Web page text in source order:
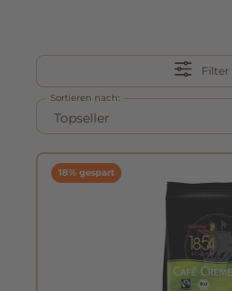
Filter
Sortieren nach:
18% gespart